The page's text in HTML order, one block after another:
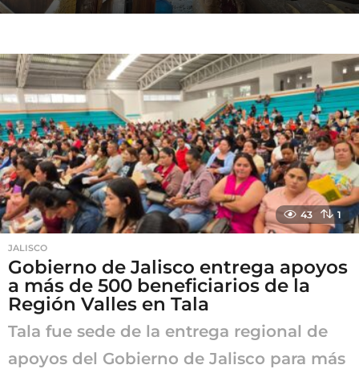
43 1
JALISCO
Gobierno de Jalisco entrega apoyos
a más de 500 beneficiarios de la
Región Valles en Tala
Tala fue sede de la entrega regional de
apoyos del Gobierno de Jalisco para más